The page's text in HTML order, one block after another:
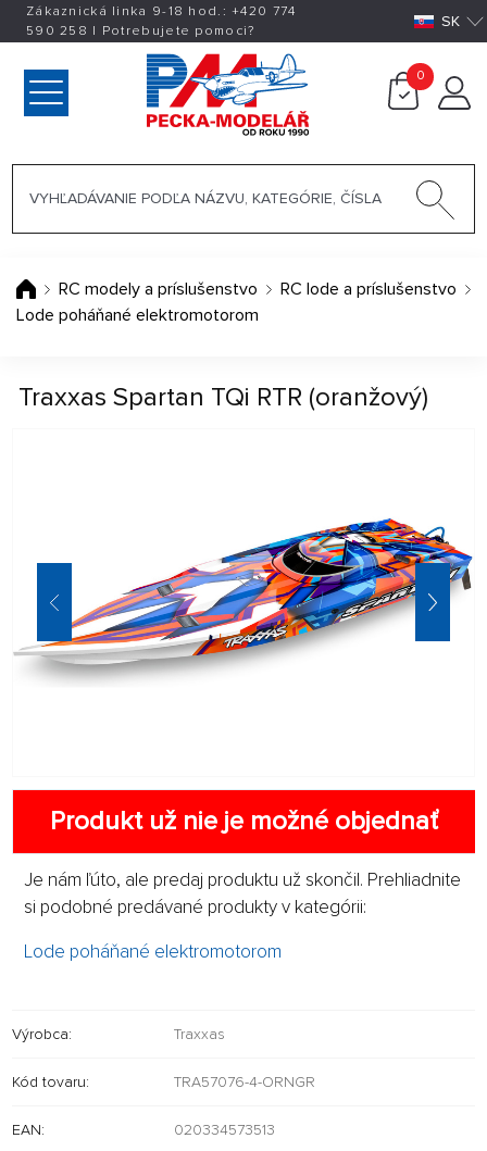
Zákaznická linka 9-18 hod.:+420 774
590 258 | Potrebujete pomoci? SK
0
RC modely a príslušenstvo
RC lode a príslušenstvo
Lode poháňané elektromotorom
Traxxas Spartan TQi RTR (oranžový)
Produkt už nie je možné objednať
Je nám ľúto, ale predaj produktu už skončil. Prehliadnite
si podobné predávané produkty v kategórii:
Lode poháňané elektromotorom
Výrobca: Traxxas
Kód tovaru: TRA57076-4-ORNGR
EAN: 020334573513